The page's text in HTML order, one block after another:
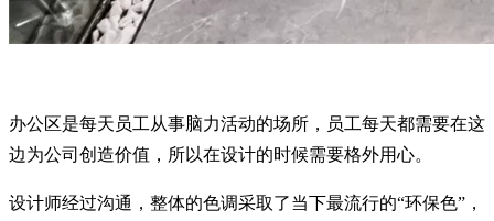
办公区是每天员工从事脑力活动的场所，员工每天都需要在这
边为公司创造价值，所以在设计的时候需要格外用心。
设计师经过沟通，整体的色调采取了当下最流行的“环保色”，